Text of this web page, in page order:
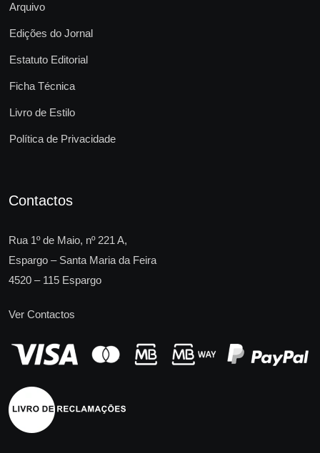
Arquivo
Edições do Jornal
Estatuto Editorial
Ficha Técnica
Livro de Estilo
Política de Privacidade
Contactos
Rua 1º de Maio, nº 221 A,
Espargo – Santa Maria da Feira
4520 – 115 Espargo
Ver Contactos